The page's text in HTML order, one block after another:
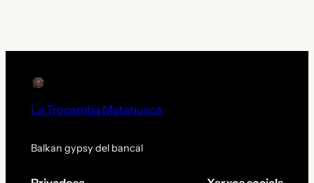
La Trocamba Matanusca
Balkan gypsy del bancal